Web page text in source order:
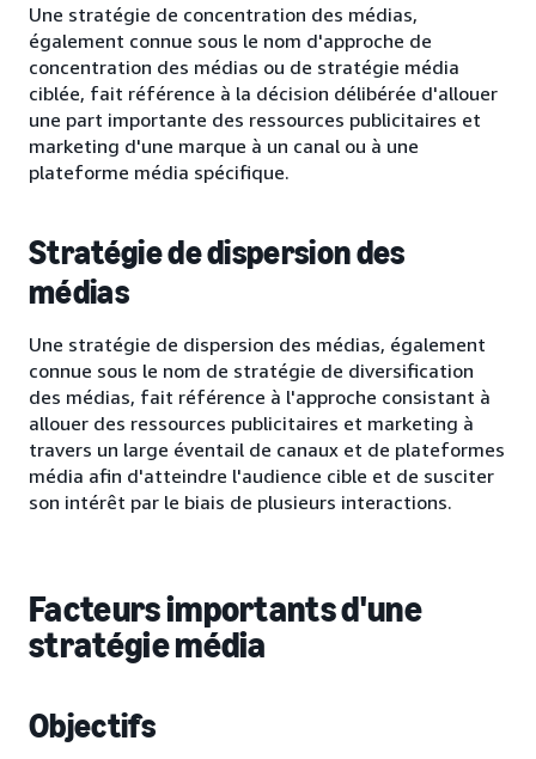
Une stratégie de concentration des médias,
également connue sous le nom d'approche de
concentration des médias ou de stratégie média
ciblée, fait référence à la décision délibérée d'allouer
une part importante des ressources publicitaires et
marketing d'une marque à un canal ou à une
plateforme média spécifique.
Stratégie de dispersion des
médias
Une stratégie de dispersion des médias, également
connue sous le nom de stratégie de diversification
des médias, fait référence à l'approche consistant à
allouer des ressources publicitaires et marketing à
travers un large éventail de canaux et de plateformes
média afin d'atteindre l'audience cible et de susciter
son intérêt par le biais de plusieurs interactions.
Facteurs importants d'une
stratégie média
Objectifs